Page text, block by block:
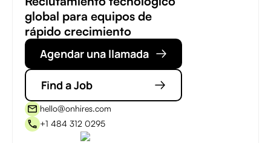
global para equipos de
rápido crecimiento
Agendar una llamada
Find a Job
hello@onhires.com
+1 484 312 0295